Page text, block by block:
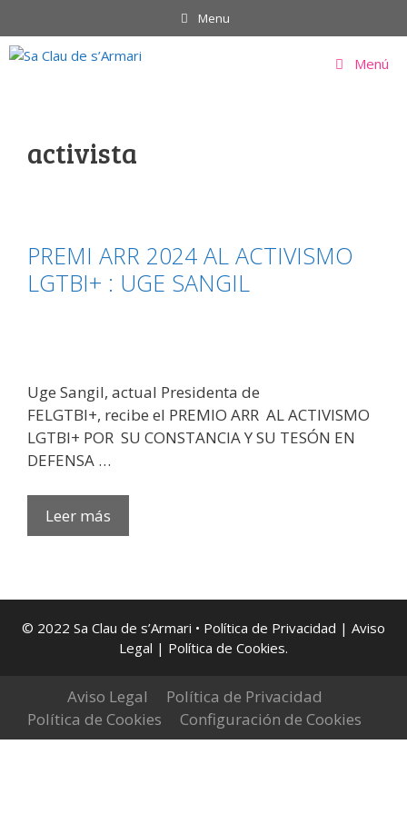
al
contenido
Menu
Menú
activista
PREMI ARR 2024 AL ACTIVISMO
LGTBI+ : UGE SANGIL
Uge Sangil, actual Presidenta de
FELGTBI+, recibe el PREMIO ARR AL ACTIVISMO
LGTBI+ POR SU CONSTANCIA Y SU TESÓN EN
DEFENSA …
Leer más
ARR
ACTIVISMO
LGTBI+
SANGIL
© 2022 Sa Clau de s’Armari • Política de Privacidad | Aviso
Legal | Política de Cookies.
Aviso Legal
Política de Privacidad
Política de Cookies
Configuración de Cookies